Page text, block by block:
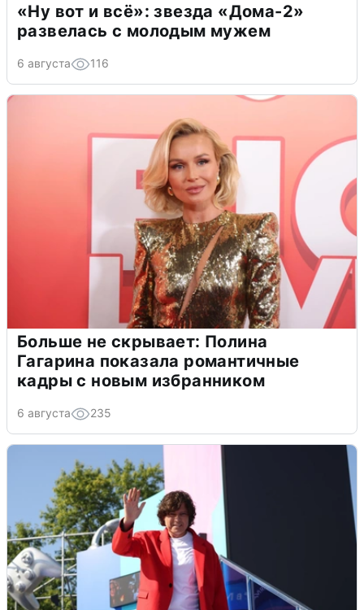
«Ну вот и всё»: звезда «Дома-2»
развелась с молодым мужем
6 августа 116
Больше не скрывает: Полина
Гагарина показала романтичные
кадры с новым избранником
6 августа 235